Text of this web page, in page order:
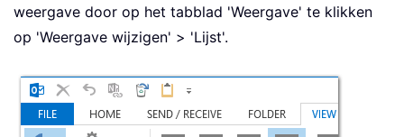
weergave door op het tabblad 'Weergave' te klikken
op 'Weergave wijzigen' > 'Lijst'.